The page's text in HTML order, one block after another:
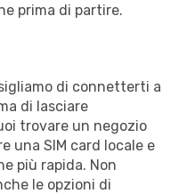
prima di partire.
di connetterti a
di lasciare
trovare un negozio
una SIM card locale e
più rapida. Non
le opzioni di